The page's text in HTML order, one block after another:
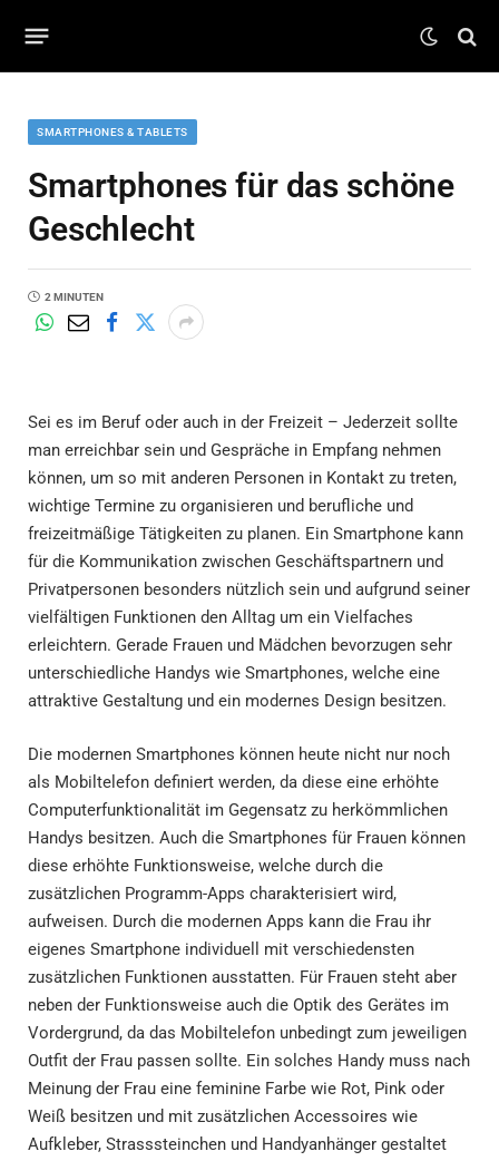
SMARTPHONES & TABLETS
Smartphones für das schöne
Geschlecht
2 MINUTEN
Sei es im Beruf oder auch in der Freizeit – Jederzeit sollte
man erreichbar sein und Gespräche in Empfang nehmen
können, um so mit anderen Personen in Kontakt zu treten,
wichtige Termine zu organisieren und berufliche und
freizeitmäßige Tätigkeiten zu planen. Ein Smartphone kann
für die Kommunikation zwischen Geschäftspartnern und
Privatpersonen besonders nützlich sein und aufgrund seiner
vielfältigen Funktionen den Alltag um ein Vielfaches
erleichtern. Gerade Frauen und Mädchen bevorzugen sehr
unterschiedliche Handys wie Smartphones, welche eine
attraktive Gestaltung und ein modernes Design besitzen.
Die modernen Smartphones können heute nicht nur noch
als Mobiltelefon definiert werden, da diese eine erhöhte
Computerfunktionalität im Gegensatz zu herkömmlichen
Handys besitzen. Auch die Smartphones für Frauen können
diese erhöhte Funktionsweise, welche durch die
zusätzlichen Programm-Apps charakterisiert wird,
aufweisen. Durch die modernen Apps kann die Frau ihr
eigenes Smartphone individuell mit verschiedensten
zusätzlichen Funktionen ausstatten. Für Frauen steht aber
neben der Funktionsweise auch die Optik des Gerätes im
Vordergrund, da das Mobiltelefon unbedingt zum jeweiligen
Outfit der Frau passen sollte. Ein solches Handy muss nach
Meinung der Frau eine feminine Farbe wie Rot, Pink oder
Weiß besitzen und mit zusätzlichen Accessoires wie
Aufkleber, Strasssteinchen und Handyanhänger gestaltet